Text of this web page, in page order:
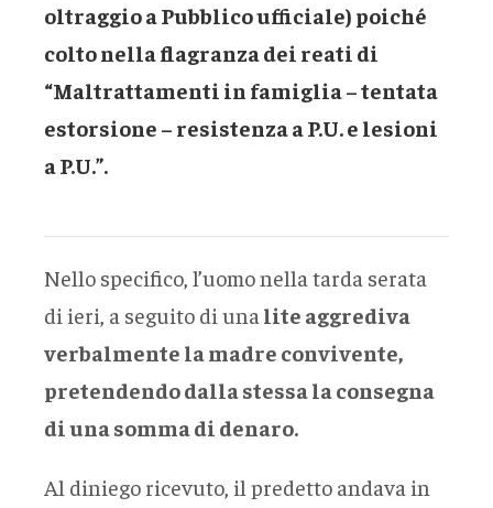
oltraggio a Pubblico ufficiale) poiché
colto nella flagranza dei reati di
“Maltrattamenti in famiglia – tentata
estorsione – resistenza a P.U. e lesioni
a P.U.”.
Nello specifico, l’uomo nella tarda serata
di ieri, a seguito di una lite aggrediva
verbalmente la madre convivente,
pretendendo dalla stessa la consegna
di una somma di denaro.
Al diniego ricevuto, il predetto andava in